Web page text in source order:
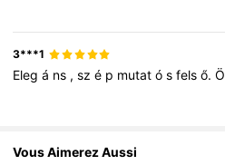
3***1
Elegá ns ,szé p mutatósfelső.Ö
Vous Aimerez Aussi